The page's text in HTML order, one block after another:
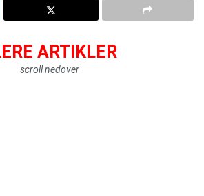
ARTIKLER
scroll nedover